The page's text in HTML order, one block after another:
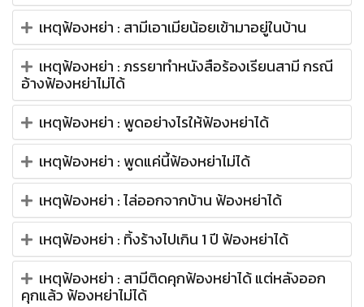
เหตุฟ้องหย่า : สามีเอาเมียน้อยเข้ามาอยู่ในบ้าน
เหตุฟ้องหย่า : ภรรยาทำหนังสือร้องเรียนสามี กรณี
อ้างฟ้องหย่าไม่ได้
เหตุฟ้องหย่า : พูดอย่างไรให้ฟ้องหย่าได้
เหตุฟ้องหย่า : พูดแค่นี้ฟ้องหย่าไม่ได้
เหตุฟ้องหย่า : ไล่ออกจากบ้าน ฟ้องหย่าได้
เหตุฟ้องหย่า : ทิ้งร้างไปเกิน 1 ปี ฟ้องหย่าได้
เหตุฟ้องหย่า : สามีติดคุกฟ้องหย่าได้ แต่หลังออก
คุกแล้ว ฟ้องหย่าไม่ได้